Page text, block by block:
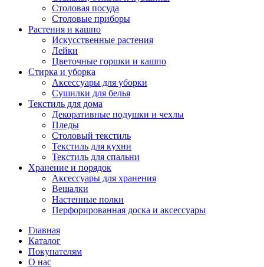
Столовая посуда
Столовые приборы
Растения и кашпо
Искусственные растения
Лейки
Цветочные горшки и кашпо
Стирка и уборка
Аксессуары для уборки
Сушилки для белья
Текстиль для дома
Декоративные подушки и чехлы
Пледы
Столовый текстиль
Текстиль для кухни
Текстиль для спальни
Хранение и порядок
Аксессуары для хранения
Вешалки
Настенные полки
Перфорированная доска и аксессуары
Главная
Каталог
Покупателям
О нас